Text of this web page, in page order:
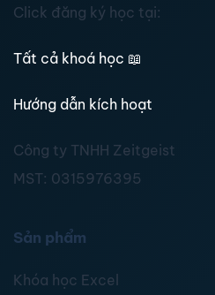
Click đăng ký học tại:
Tất cả khoá học 📖
Hướng dẫn kích hoạt
Công ty TNHH Zeitgeist
MST: 0315976395
Sản phẩm
Khóa học Excel